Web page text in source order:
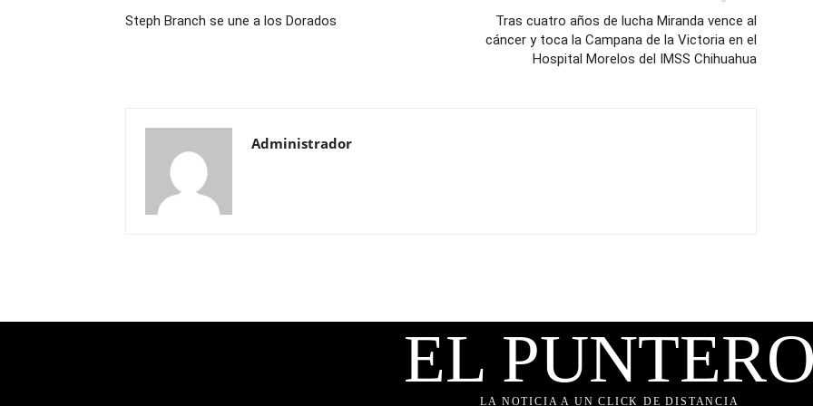
Steph Branch se une a los Dorados
Tras cuatro años de lucha Miranda vence al
cáncer y toca la Campana de la Victoria en el
Hospital Morelos del IMSS Chihuahua
Administrador
EL
LA NOTICIA A UN CLICK DE DISTANCIA